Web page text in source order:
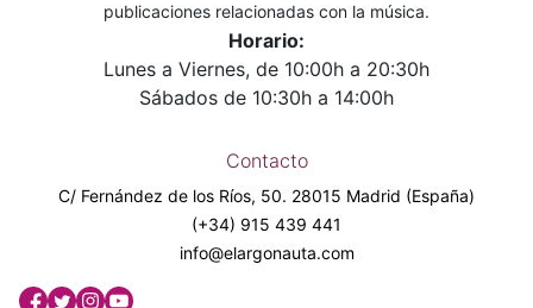
publicaciones relacionadas con la música.
Horario:
Lunes a Viernes, de 10:00h a 20:30h
Sábados de 10:30h a 14:00h
Contacto
C/ Fernández de los Ríos, 50. 28015 Madrid (España)
(+34) 915 439 441
info@elargonauta.com